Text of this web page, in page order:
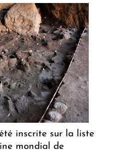
inscrite sur la liste
mondial de